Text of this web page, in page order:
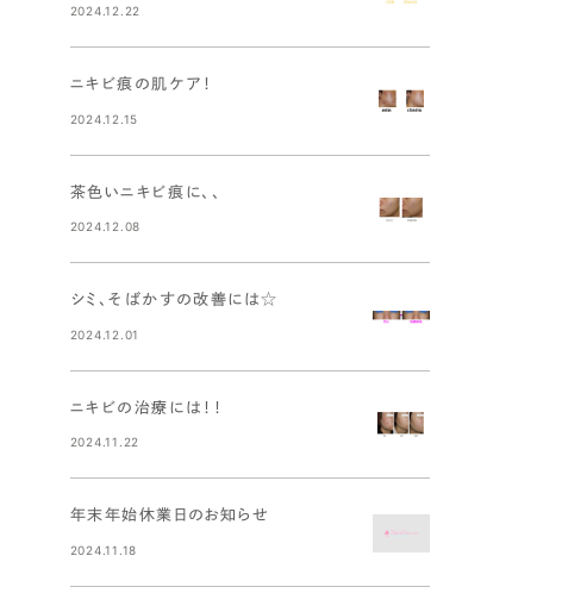
2024.12.22
ニキビ痕の肌ケア！
2024.12.15
茶色いニキビ痕に、、
2024.12.08
シミ、そばかすの改善には☆
2024.12.01
ニキビの治療には！！
2024.11.22
年末年始休業日のお知らせ
2024.11.18